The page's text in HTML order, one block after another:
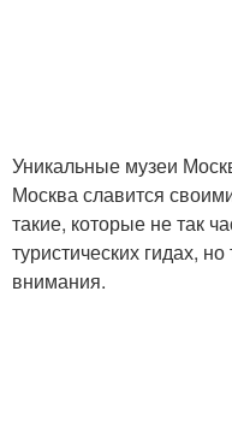
Уникальные музеи
Москва славится
такие, которые не так
туристических гидах,
внимания.